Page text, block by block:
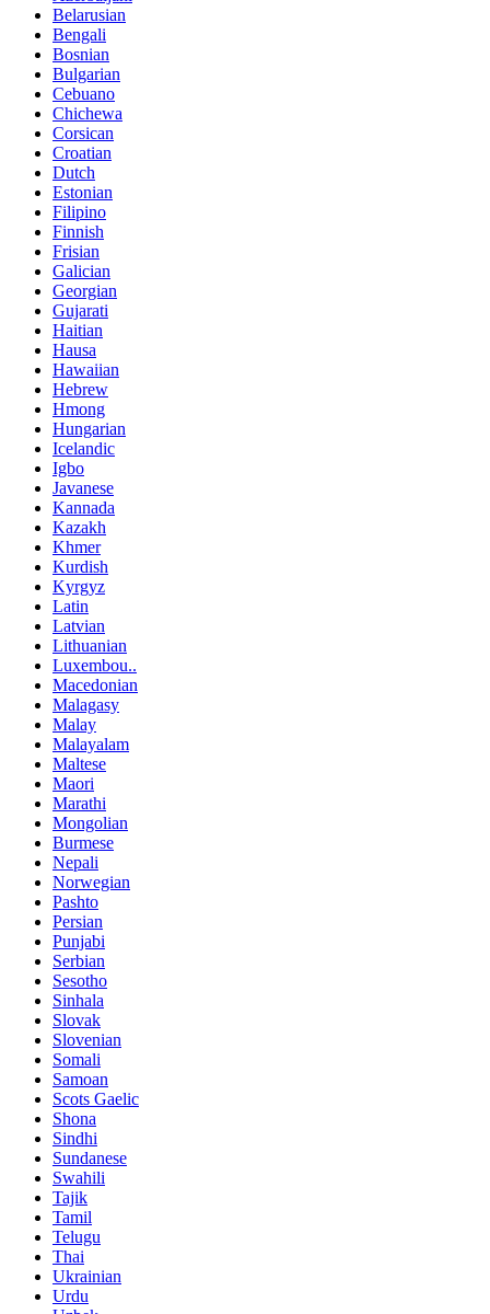
Belarusian
Bengali
Bosnian
Bulgarian
Cebuano
Chichewa
Corsican
Croatian
Dutch
Estonian
Filipino
Finnish
Frisian
Galician
Georgian
Gujarati
Haitian
Hausa
Hawaiian
Hebrew
Hmong
Hungarian
Icelandic
Igbo
Javanese
Kannada
Kazakh
Khmer
Kurdish
Kyrgyz
Latin
Latvian
Lithuanian
Luxembou..
Macedonian
Malagasy
Malay
Malayalam
Maltese
Maori
Marathi
Mongolian
Burmese
Nepali
Norwegian
Pashto
Persian
Punjabi
Serbian
Sesotho
Sinhala
Slovak
Slovenian
Somali
Samoan
Scots Gaelic
Shona
Sindhi
Sundanese
Swahili
Tajik
Tamil
Telugu
Thai
Ukrainian
Urdu